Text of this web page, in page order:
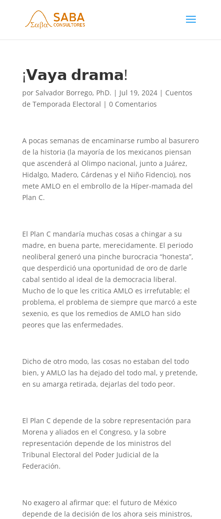
¡𝗩𝗮𝘆𝗮 𝗱𝗿𝗮𝗺𝗮!
por Salvador Borrego, PhD. | Jul 19, 2024| Cuentos
de Temporada Electoral | 0 Comentarios
A pocas semanas de encaminarse rumbo al basurero
de la historia (la mayoría de los mexicanos piensan
que ascenderá al Olimpo nacional, junto a Juárez,
Hidalgo, Madero, Cárdenas y el Niño Fidencio), nos
mete AMLO en el embrollo de la Híper-mamada del
Plan C.
El Plan C mandaría muchas cosas a chingar a su
madre, en buena parte, merecidamente. El periodo
neoliberal generó una pinche burocracia “honesta”,
que desperdició una oportunidad de oro de darle
cabal sentido al ideal de la democracia liberal.
Mucho de lo que les critica AMLO es irrefutable; el
problema, el problema de siempre que marcó a este
sexenio, es que los remedios de AMLO han sido
peores que las enfermedades.
Dicho de otro modo, las cosas no estaban del todo
bien, y AMLO las ha dejado del todo mal, y pretende,
en su amarga retirada, dejarlas del todo peor.
El Plan C depende de la sobre representación para
Morena y aliados en el Congreso, y la sobre
representación depende de los ministros del
Tribunal Electoral del Poder Judicial de la
Federación.
No exagero al afirmar que: el futuro de México
depende de la decisión de los ahora seis ministros,